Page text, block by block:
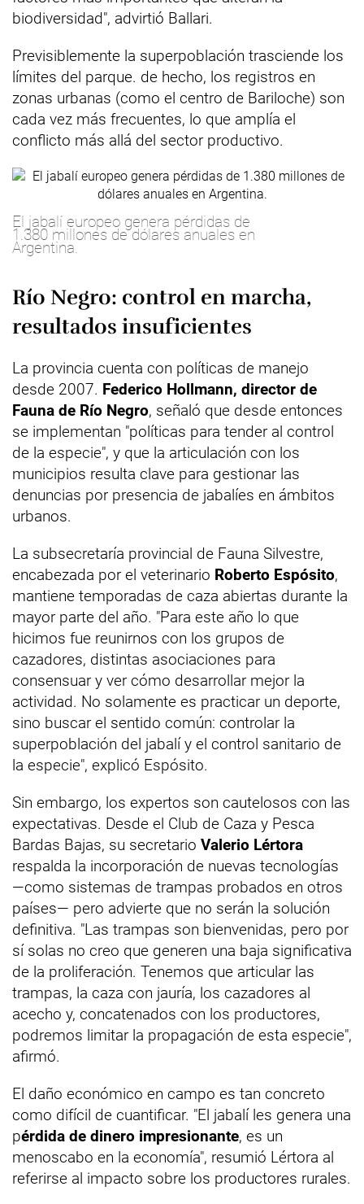
biodiversidad", advirtió Ballari.
Previsiblemente la superpoblación trasciende los
límites del parque. de hecho, los registros en
zonas urbanas (como el centro de Bariloche) son
cada vez más frecuentes, lo que amplía el
conflicto más allá del sector productivo.
El jabalí europeo genera pérdidas de
1.380 millones de dólares anuales en
Argentina.
Río Negro: control en marcha,
resultados insuficientes
La provincia cuenta con políticas de manejo
desde 2007. Federico Hollmann, director de
Fauna de Río Negro, señaló que desde entonces
se implementan "políticas para tender al control
de la especie", y que la articulación con los
municipios resulta clave para gestionar las
denuncias por presencia de jabalíes en ámbitos
urbanos.
La subsecretaría provincial de Fauna Silvestre,
encabezada por el veterinario Roberto Espósito,
mantiene temporadas de caza abiertas durante la
mayor parte del año. "Para este año lo que
hicimos fue reunirnos con los grupos de
cazadores, distintas asociaciones para
consensuar y ver cómo desarrollar mejor la
actividad. No solamente es practicar un deporte,
sino buscar el sentido común: controlar la
superpoblación del jabalí y el control sanitario de
la especie", explicó Espósito.
Sin embargo, los expertos son cautelosos con las
expectativas. Desde el Club de Caza y Pesca
Bardas Bajas, su secretario Valerio Lértora
respalda la incorporación de nuevas tecnologías
—como sistemas de trampas probados en otros
países— pero advierte que no serán la solución
definitiva. "Las trampas son bienvenidas, pero por
sí solas no creo que generen una baja significativa
de la proliferación. Tenemos que articular las
trampas, la caza con jauría, los cazadores al
acecho y, concatenados con los productores,
podremos limitar la propagación de esta especie",
afirmó.
El daño económico en campo es tan concreto
como difícil de cuantificar. "El jabalí les genera una
pérdida de dinero impresionante, es un
menoscabo en la economía", resumió Lértora al
referirse al impacto sobre los productores rurales.